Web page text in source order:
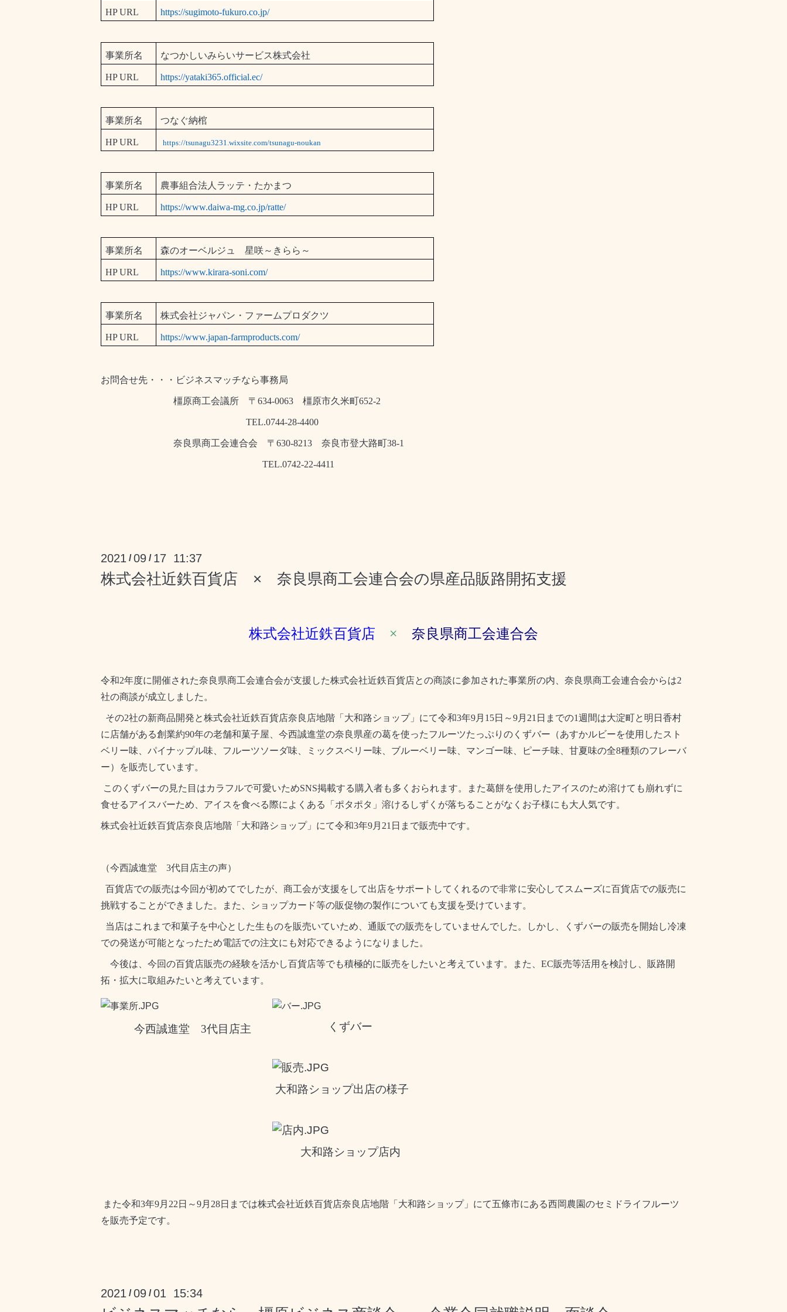
HP URL https://sugimoto-fukuro.co.jp/
事業所名 なつかしいみらいサービス株式会社
HP URL https://yataki365.official.ec/
事業所名 つなぐ納棺
HP URL https://tsunagu3231.wixsite.com/tsunagu-noukan
事業所名 農事組合法人ラッテ・たかまつ
HP URL https://www.daiwa-mg.co.jp/ratte/
事業所名 森のオーベルジュ 星咲～きらら～
HP URL https://www.kirara-soni.com/
事業所名 株式会社ジャパン・ファームプロダクツ
HP URL https://www.japan-farmproducts.com/
お問合せ先・・・ビジネスマッチなら事務局
橿原商工会議所 〒 634-0063 橿原市久米町652-2
TEL.0744-28-4400
奈良県商工会連合会 〒 630-8213 奈良市登大路町38-1
TEL.0742-22-4411
2021 /09 / 17 11:37
株式会社近鉄百貨店 × 奈良県商工会連合会の県産品販路開拓支援
株式会社近鉄百貨店 × 奈良県商工会連合会
令和2年度に開催された奈良県商工会連合会が支援した株式会社近鉄百貨店との商談に参加された事業所の内、奈良県商工会連合会からは2
社の商談が成立しました。
その2社の新商品開発と株式会社近鉄百貨店奈良店地階「大和路ショップ」にて令和3年9月 15日～9月 21 日までの1週間は大淀町と明日香村
に店舗がある創業約90年の老舗和菓子屋、今西誠進堂の奈良県産の葛を使ったフルーツたっぷりのくずバー（あすかルビーを使用したスト
ベリー味、パイナップル味、フルーツソーダ味、ミックスベリー味、ブルーベリー味、マンゴー味、ピーチ味、甘夏味の全8種類のフレーバ
ー）を販売しています。
このくずバーの見た目はカラフルで可愛いためSNS掲載する購入者も多くおられます。また葛餅を使用したアイスのため溶けても崩れずに
食せるアイスバーため、アイスを食べる際によくある「ポタポタ」溶けるしずくが落ちることがなくお子様にも大人気です。
株式会社近鉄百貨店奈良店地階「 大和路ショップ」にて令和3年9月 21 日まで販売中です。
（今西誠進堂 3代目店主の声）
百貨店での販売は今回が初めてでしたが、商工会が支援をして出店をサポートしてくれるので非常に安心してスムーズに百貨店での販売に
挑戦することができました。また、ショップカード等の販促物の製作についても支援を受けています。
当店はこれまで和菓子を中心とした生ものを販売いていため、通販での販売をしていませんでした。しかし、くずバーの販売を開始し冷凍
での発送が可能となったため電話での注文にも対応できるようになりました。
今後は、今回の百貨店販売の経験を活かし百貨店等でも積極的に販売をしたいと考えています。また、 EC販売等活用を検討し、販路開
拓・拡大に取組みたいと考えています。
今西誠進堂 3代目店主 くずバー
大和路ショップ出店の様子
大和路ショップ店内
また令和3年9月 22 日～9月 28日までは株式会社近鉄百貨店奈良店地階「大和路ショップ」にて五條市にある西岡農園のセミドライフルーツ
を販売予定です。
2021 /09 /01 15:34